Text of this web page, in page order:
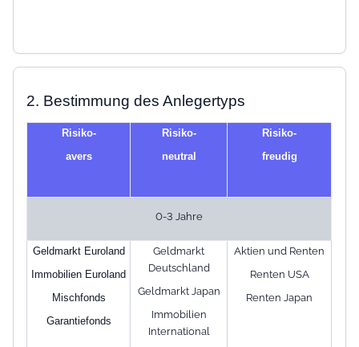
2. Bestimmung des Anlegertyps
Risiko-
avers
Risiko-
neutral
Risiko-
freudig
0-3 Jahre
Geldmarkt Euroland
Immobilien Euroland
Mischfonds
Garantiefonds
Geldmarkt
Deutschland
Geldmarkt Japan
Immobilien
International
Aktien und Renten
Renten USA
Renten Japan